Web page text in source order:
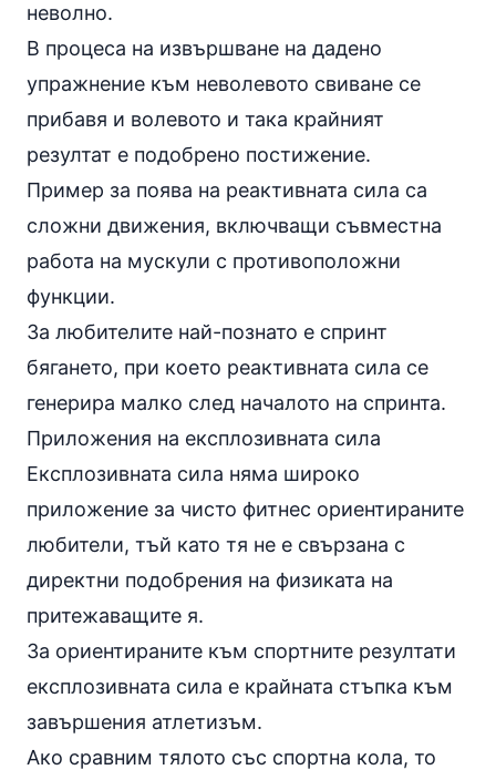
неволно.
В процеса на извършване на дадено
упражнение към неволевото свиване се
прибавя и волевото и така крайният
резултат е подобрено постижение.
Пример за поява на реактивната сила са
сложни движения, включващи съвместна
работа на мускули с противоположни
функции.
За любителите най-познато е спринт
бягането, при което реактивната сила се
генерира малко след началото на спринта.
Приложения на експлозивната сила
Експлозивната сила няма широко
приложение за чисто фитнес ориентираните
любители, тъй като тя не е свързана с
директни подобрения на физиката на
притежаващите я.
За ориентираните към спортните резултати
експлозивната сила е крайната стъпка към
завършения атлетизъм.
Ако сравним тялото със спортна кола, то